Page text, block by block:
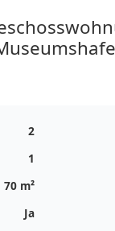
2
1
70 m²
Ja